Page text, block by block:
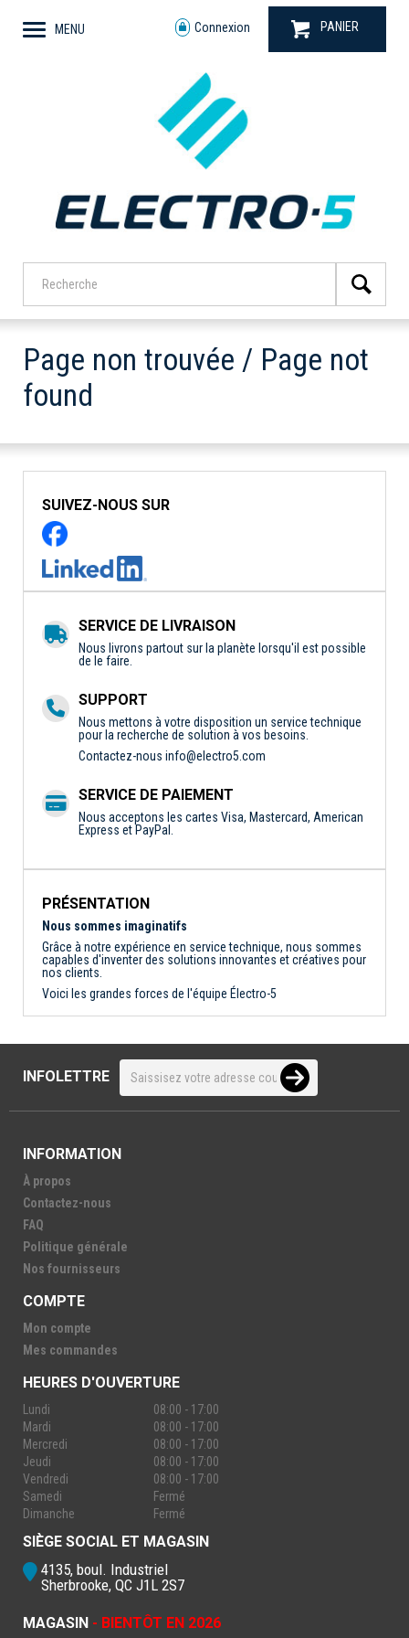
MENU Connexion PANIER
Page non trouvée / Page not
found
SUIVEZ-NOUS SUR
SERVICE DE LIVRAISON
Nous livrons partout sur la planète lorsqu'il est possible
de le faire.
SUPPORT
Nous mettons à votre disposition un service technique
pour la recherche de solution à vos besoins.
Contactez-nous info@electro5.com
SERVICE DE PAIEMENT
Nous acceptons les cartes Visa, Mastercard, American
Express et PayPal.
PRÉSENTATION
Nous sommes imaginatifs
Grâce à notre expérience en service technique, nous sommes
capables d'inventer des solutions innovantes et créatives pour
nos clients.
Voici les grandes forces de l'équipe Électro-5
INFOLETTRE
INFORMATION
À propos
Contactez-nous
FAQ
Politique générale
Nos fournisseurs
COMPTE
Mon compte
Mes commandes
HEURES D'OUVERTURE
Lundi
08:00 - 17:00
Mardi
08:00 - 17:00
Mercredi
08:00 - 17:00
Jeudi
08:00 - 17:00
Vendredi
08:00 - 17:00
Samedi
Fermé
Dimanche
Fermé
SIÈGE SOCIAL ET MAGASIN
4135, boul. Industriel
Sherbrooke, QC J1L 2S7
MAGASIN - BIENTÔT EN 2026